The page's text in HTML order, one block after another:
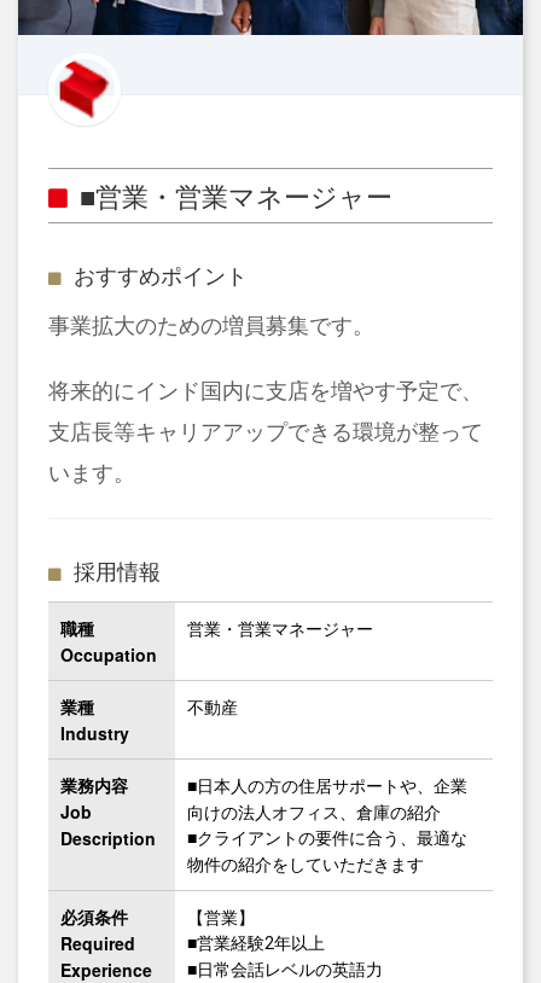
■営業・営業マネージャー
おすすめポイント
事業拡大のための増員募集です。
将来的にインド国内に支店を増やす予定で、
支店長等キャリアアップできる環境が整って
います。
採用情報
職種
Occupation
営業・営業マネージャー
業種
Industry
不動産
業務内容
Job
Description
■日本人の方の住居サポートや、企業
向けの法人オフィス、倉庫の紹介
■クライアントの要件に合う、最適な
物件の紹介をしていただきます
必須条件
Required
Experience
【営業】
■営業経験2年以上
■日常会話レベルの英語力